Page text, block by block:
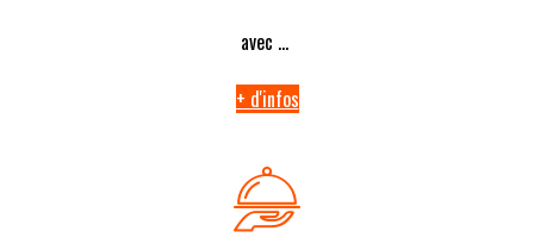
avec ...
+ d'infos